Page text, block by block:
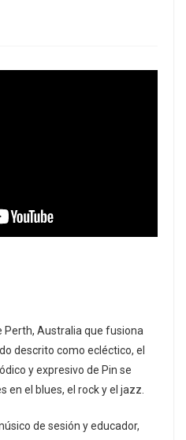
Perth, Australia que fusiona
descrito como ecléctico, el
y expresivo de Pin se
en el blues, el rock y el jazz.
de sesión y educador,